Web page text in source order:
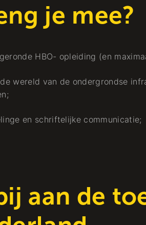
je mee?
HBO- opleiding (en
wereld van de ondergrondse
en schriftelijke communicatie;
aan de